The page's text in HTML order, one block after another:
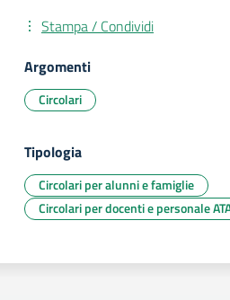
Stampa / Condividi
Argomenti
Circolari
Tipologia
Circolari per alunni e famiglie
Circolari per docenti e personale